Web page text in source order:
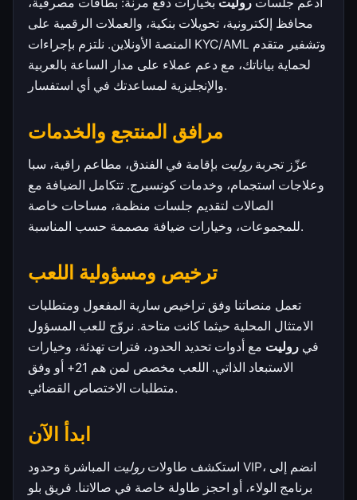
محافظ إلكترونية، تحويلات بنكية، والعملات الرقمية على
المنصة الأونلاين. نلتزم بإجراءات KYC/AML وتشفير متقدم
لحماية بياناتك، مع دعم عملاء على مدار الساعة بالعربية
والإنجليزية لمساعدتك في أي استفسار.
مرافق المنتجع والخدمات
عزّز تجربةروليت بإقامة في الفندق، مطاعم راقية، سبا
وعلاجات استجمام، وخدمات كونسيرج. تتكامل الضيافة مع
الصالات لتقديم جلسات منظمة، مساحات خاصة
للمجموعات، وخيارات ضيافة مصممة حسب المناسبة.
ترخيص ومسؤولية اللعب
تعمل منصاتنا وفق تراخيص سارية المفعول ومتطلبات
الامتثال المحلية حيثما كانت متاحة. نروّج للعب المسؤول
في روليت مع أدوات تحديد الحدود، فترات تهدئة، وخيارات
الاستبعاد الذاتي. اللعب مخصص لمن هم 21+ أو وفق
متطلبات الاختصاص القضائي.
ابدأ الآن
استكشف طاولاتروليت المباشرة وحدود VIP، انضم إلى
برنامج الولاء، أو احجز طاولة خاصة في صالاتنا. فريق بلو